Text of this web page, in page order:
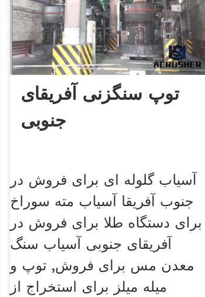
توپ سنگزنی آفریقای
جنوبی
آسیاب گلوله ای برای فروش در
جنوب آفریقا آسیاب مته سوراخ
برای دستگاه طلا برای فروش در
آفریقای جنوبی آسیاب سنگ
معدن مس برای فروش, توپ و
میله میلز برای استخراج از